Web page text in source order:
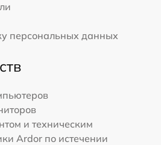
персональных данных
и техническим
Ardor по истечении